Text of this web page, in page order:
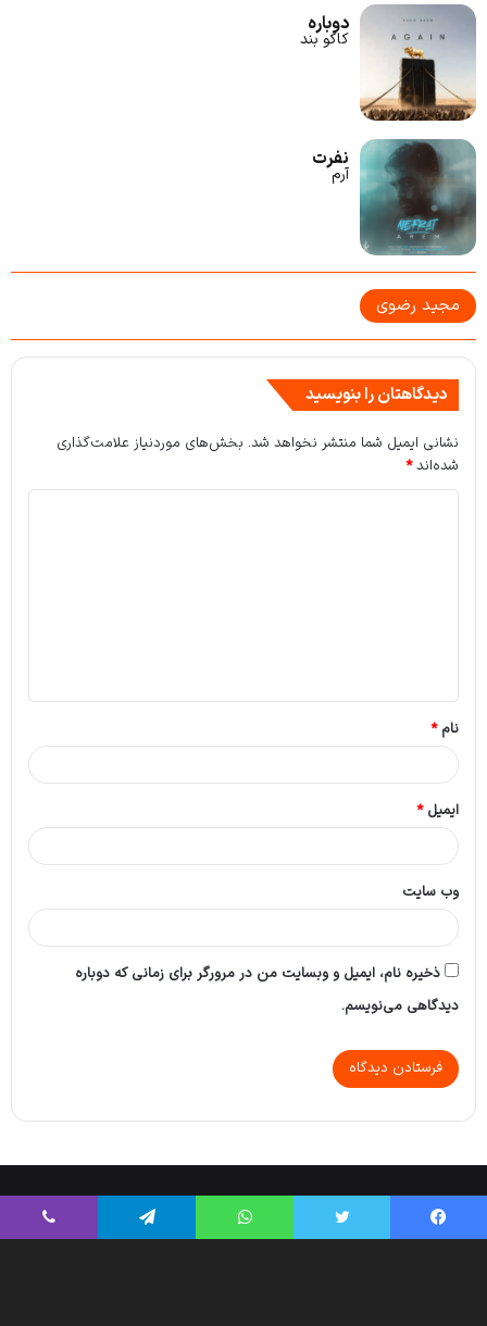
دوباره
کاکو بند
نفرت
آرم
مجید رضوی
دیدگاهتان را بنویسید
نشانی ایمیل شما منتشر نخواهد شد. بخش‌های موردنیاز علامت‌گذاری
شده‌اند*
*
نام*
ایمیل*
وب‌ سایت
ذخیره نام، ایمیل و وبسایت من در مرورگر برای زمانی که دوباره
دیدگاهی می‌نویسم.